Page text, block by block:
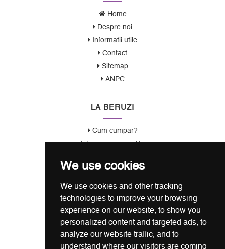
We use cookies
We use cookies and other tracking
technologies to improve your browsing
experience on our website, to show you
personalized content and targeted ads, to
analyze our website traffic, and to
understand where our visitors are coming
Home
Despre noi
Informatii utile
Contact
Sitemap
ANPC
LA BERUZI
Cum cumpar?
Termeni si conditii
Politica de Confidentialitate
Politica de Cookie
ANSPDCP
CONTACT
0721 80 05 68